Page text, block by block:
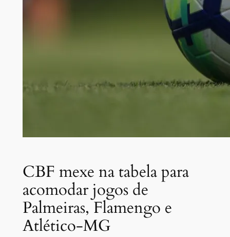
CBF mexe na tabela para
acomodar jogos de
Palmeiras, Flamengo e
Atlético-MG